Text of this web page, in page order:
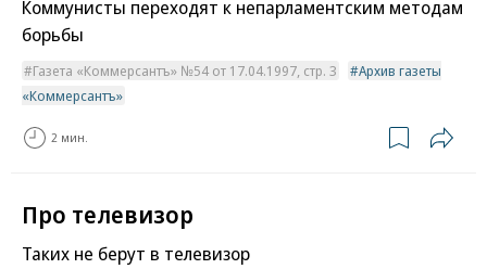
Коммунисты переходят к непарламентским методам
борьбы
Газета «Коммерсантъ» №54 от 17.04.1997, стр. 3
Архив газеты
«Коммерсантъ»
2 мин.
Про телевизор
Таких не берут в телевизор